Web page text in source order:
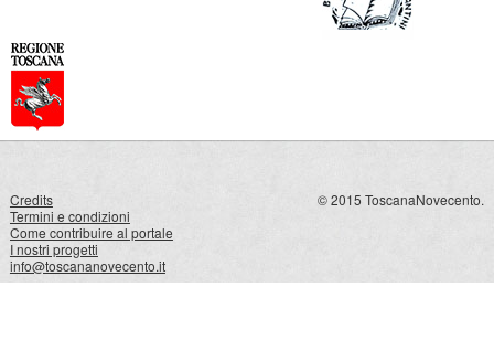
Credits
Termini e condizioni
Come contribuire al portale
I nostri progetti
info@toscananovecento.it
© 2015 ToscanaNovecento.